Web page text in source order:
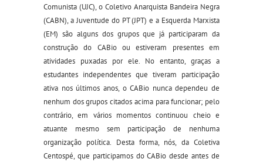
Comunista (UJC), o Coletivo Anarquista Bandeira Negra
(CABN), a Juventude do PT (JPT) e a Esquerda Marxista
(EM) são alguns dos grupos que já participaram da
construção do CABio ou estiveram presentes em
atividades puxadas por ele. No entanto, graças a
estudantes independentes que tiveram participação
ativa nos últimos anos, o CABio nunca dependeu de
nenhum dos grupos citados acima para funcionar; pelo
contrário, em vários momentos continuou cheio e
atuante mesmo sem participação de nenhuma
organização política. Desta forma, nós, da Coletiva
Centospé, que participamos do CABio desde antes de